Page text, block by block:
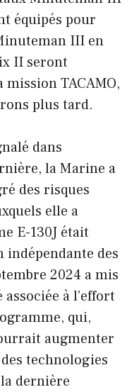
équipés pour
III en
II seront
TACAMO,
plus tard.
dans
la Marine a
des risques
elle a
E-130J était
des
2024 a mis
à l’effort
qui,
augmenter
technologies
dernière